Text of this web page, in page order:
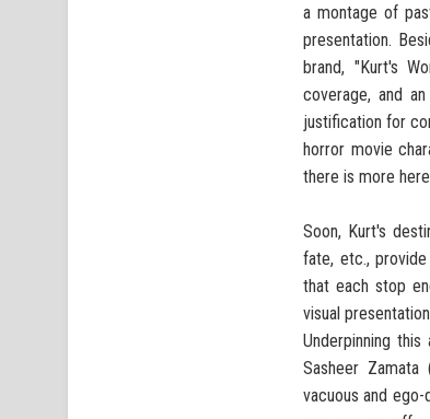
a montage of
presentation.
brand, "Kurt's
coverage, and
justification for
horror movie
there is more
Soon, Kurt's
fate, etc.,
that each stop
visual
Underpinning
Sasheer
vacuous and